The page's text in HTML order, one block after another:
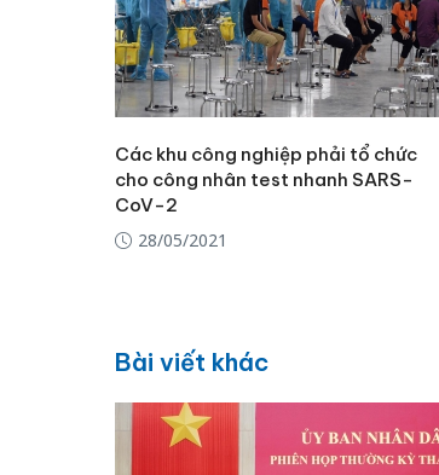
Các khu công nghiệp phải tổ chức
cho công nhân test nhanh SARS-
CoV-2
28/05/2021
Bài viết khác